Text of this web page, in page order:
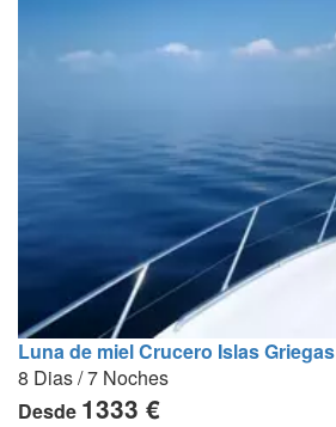
Luna de miel Crucero Islas Griegas
8 Dias / 7 Noches
Desde 1333 €